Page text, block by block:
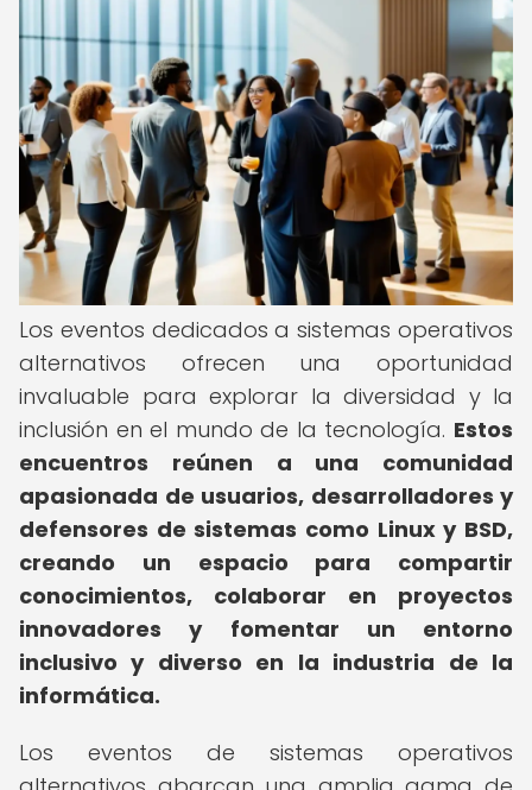
Los eventos dedicados a sistemas operativos
alternativos ofrecen una oportunidad
invaluable para explorar la diversidad y la
inclusión en el mundo de la tecnología. Estos
encuentros reúnen a una comunidad
apasionada de usuarios, desarrolladores y
defensores de sistemas como Linux y BSD,
creando un espacio para compartir
conocimientos, colaborar en proyectos
innovadores y fomentar un entorno
inclusivo y diverso en la industria de la
informática.
Los eventos de sistemas operativos